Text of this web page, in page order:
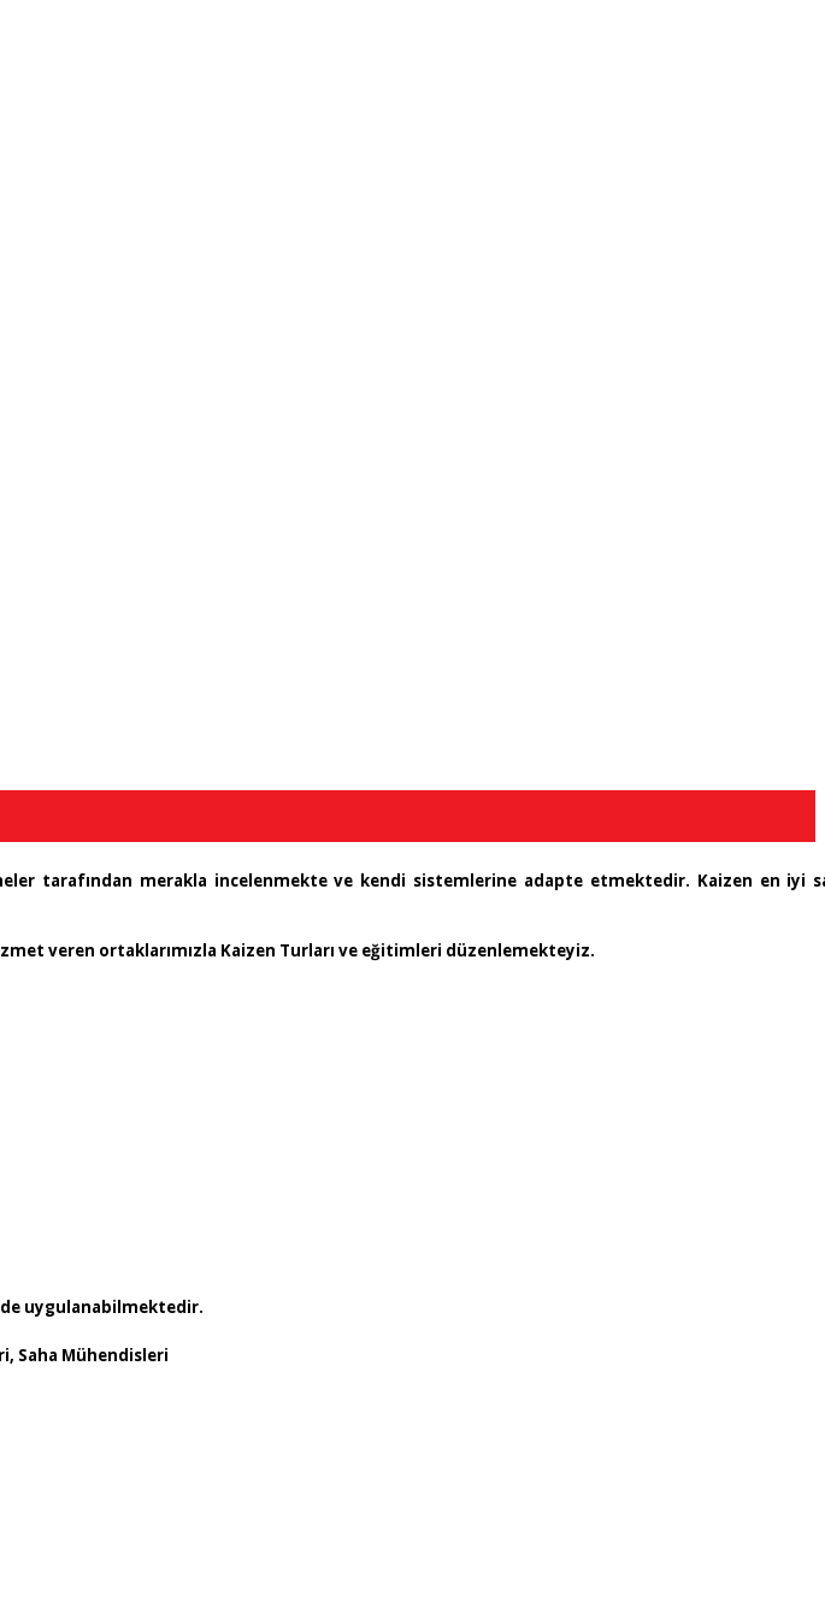
tarafından merakla incelenmekte ve kendi sistemlerine adapte etmektedir. Kaizen en iyi
veren ortaklarımızla Kaizen Turları ve eğitimleri düzenlemekteyiz.
uygulanabilmektedir.
Saha Mühendisleri